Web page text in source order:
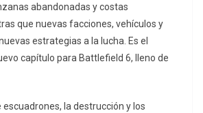
abandonadas y costas
que nuevas facciones, vehículos y
estrategias a la lucha. Es el
capítulo para Battlefield 6, lleno de
escuadrones, la destrucción y los